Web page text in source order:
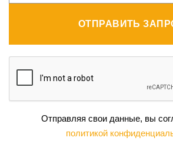
ОТПРАВИТЬ
Отправляя свои данные, вы
политикой